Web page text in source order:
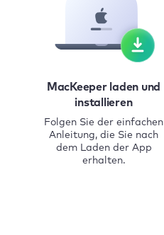
MacKeeper laden und
installieren
Folgen Sie der einfachen
Anleitung, die Sie nach
dem Laden der App
erhalten.